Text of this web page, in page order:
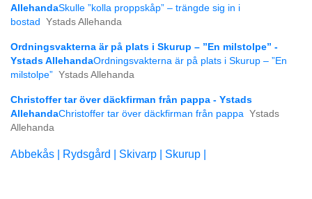
AllehandaSkulle ”kolla proppskåp” – trängde sig in i
bostad
Ystads Allehanda
Ordningsvakterna är på plats i Skurup – ”En milstolpe” -
Ystads AllehandaOrdningsvakterna är på plats i Skurup – ”En
milstolpe” Ystads Allehanda
Christoffer tar över däckfirman från pappa - Ystads
AllehandaChristoffer tar över däckfirman från pappa Ystads
Allehanda
Abbekås | Rydsgård | Skivarp | Skurup |